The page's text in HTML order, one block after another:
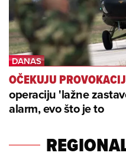
OČEKUJU
operaciju 'lažne
alarm, evo što je to